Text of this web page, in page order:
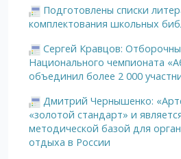
Подготовлены списки
комплектования школьных
Сергей Кравцов:
Национального чемпионата
объединил более 2 000
Дмитрий Чернышенко:
«золотой стандарт» и
методической базой для
отдыха в России